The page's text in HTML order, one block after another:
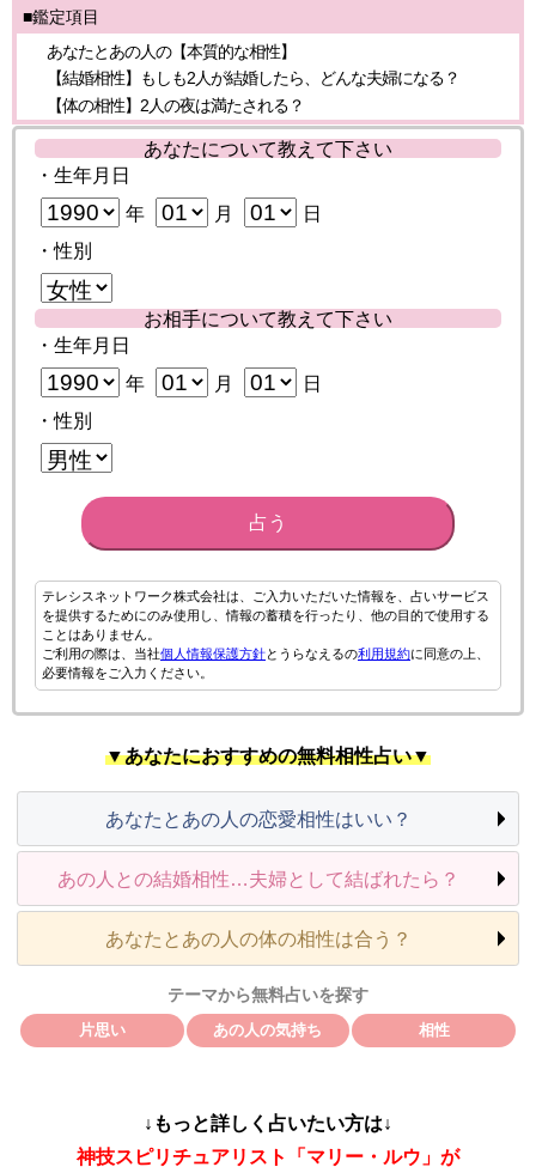
■鑑定項目
あなたとあの人の【本質的な相性】
【結婚相性】もしも2人が結婚したら、どんな夫婦になる？
【体の相性】2人の夜は満たされる？
あなたについて教えて下さい
・生年月日
年 月
日
・性別
お相手について教えて下さい
・生年月日
年 月
日
・性別
占う
テレシスネットワーク株式会社は、ご入力いただいた情報を、占いサービス
を提供するためにのみ使用し、情報の蓄積を行ったり、他の目的で使用する
ことはありません。
ご利用の際は、当社個人情報保護方針とうらなえるの利用規約に同意の上、
必要情報をご入力ください。
▼あなたにおすすめの無料相性占い▼
あなたとあの人の恋愛相性はいい？
あの人との結婚相性…夫婦として結ばれたら？
あなたとあの人の体の相性は合う？
テーマから無料占いを探す
片思い あの人の気持ち 相性
↓もっと詳しく占いたい方は↓
神技スピリチュアリスト「マリー・ルウ」が